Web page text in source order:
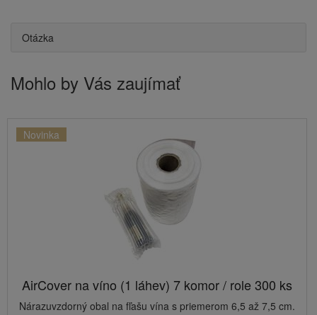
Otázka
Mohlo by Vás zaujímať
Novinka
AirCover na víno (1 láhev) 7 komor / role 300 ks
Nárazuvzdorný obal na fľašu vína s priemerom 6,5 až 7,5 cm.